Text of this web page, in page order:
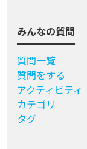
みんなの質問
質問一覧
質問をする
アクティビティ
カテゴリ
タグ